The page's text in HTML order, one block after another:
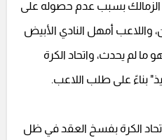
الزمالك بسبب عدم حصوله على
واللاعب أمهل النادي الأبيض
ما لم يحدث، واتحاد الكرة
بناءً على طلب اللاعب.
الكرة بفسخ العقد في ظل